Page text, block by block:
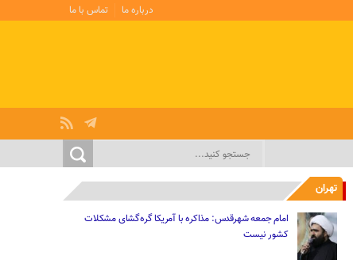
درباره ما تماس با ما
تهران
امام جمعه شهرقدس: مذاکره با آمریکا گره‌گشای مشکلات
کشور نیست